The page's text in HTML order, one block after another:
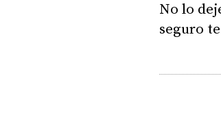
No lo
seguro